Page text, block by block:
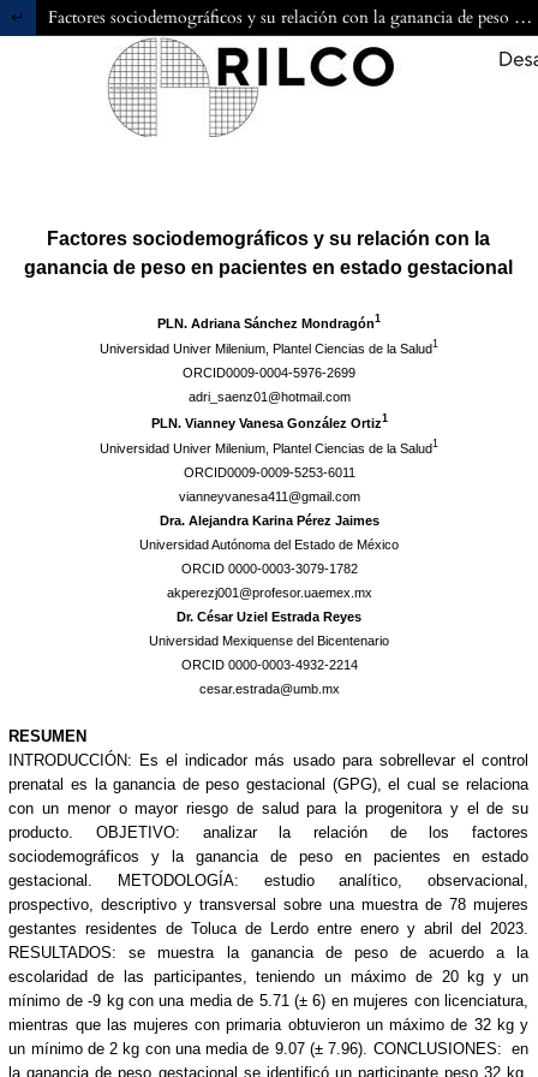
Volver a los detalles del artículo Factores sociodemográficos y su relación con la ganancia de peso en pacientes en estado gestacional